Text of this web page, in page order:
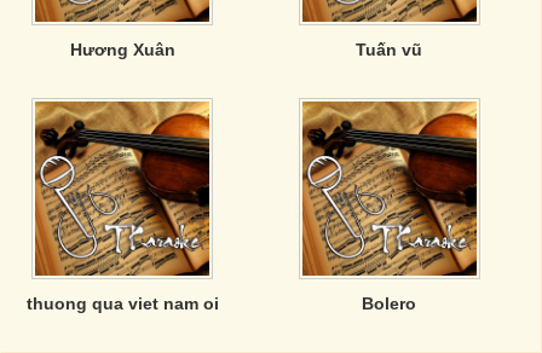
Hương Xuân Tuấn vũ
thuong qua viet nam oi Bolero